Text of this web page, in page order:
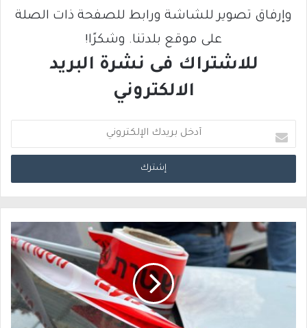
وإرفاق تصوير للشاشة ورابط للصفحة ذات الصلة
على موقع بلدتنا. وشكرًا!
للاشتراك فى نشرة البريد
الالكتروني
د
خ
ي